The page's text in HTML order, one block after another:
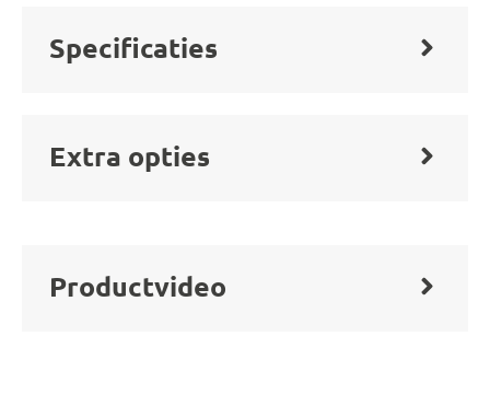
Specificaties
Extra opties
Productvideo